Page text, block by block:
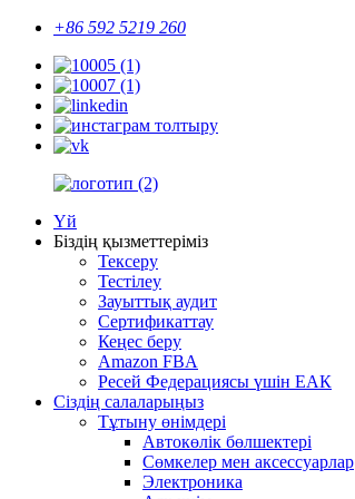
+86 592 5219 260
Үй
Біздің қызметтеріміз
Тексеру
Тестілеу
Зауыттық аудит
Сертификаттау
Кеңес беру
Amazon FBA
Ресей Федерациясы үшін ЕАК
Сіздің салаларыңыз
Тұтыну өнімдері
Автокөлік бөлшектері
Сөмкелер мен аксессуарлар
Электроника